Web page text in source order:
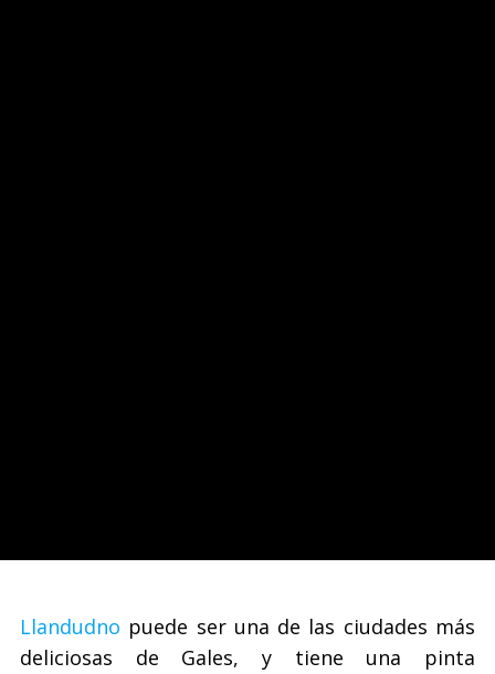
Llandudno puede ser una de las ciudades más
deliciosas de Gales, y tiene una pinta